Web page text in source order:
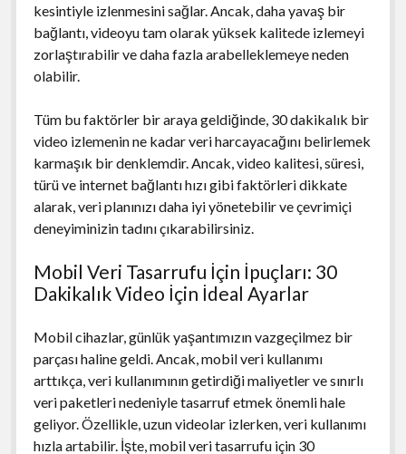
kesintiyle izlenmesini sağlar. Ancak, daha yavaş bir
bağlantı, videoyu tam olarak yüksek kalitede izlemeyi
zorlaştırabilir ve daha fazla arabelleklemeye neden
olabilir.
Tüm bu faktörler bir araya geldiğinde, 30 dakikalık bir
video izlemenin ne kadar veri harcayacağını belirlemek
karmaşık bir denklemdir. Ancak, video kalitesi, süresi,
türü ve internet bağlantı hızı gibi faktörleri dikkate
alarak, veri planınızı daha iyi yönetebilir ve çevrimiçi
deneyiminizin tadını çıkarabilirsiniz.
Mobil Veri Tasarrufu İçin İpuçları: 30
Dakikalık Video İçin İdeal Ayarlar
Mobil cihazlar, günlük yaşantımızın vazgeçilmez bir
parçası haline geldi. Ancak, mobil veri kullanımı
arttıkça, veri kullanımının getirdiği maliyetler ve sınırlı
veri paketleri nedeniyle tasarruf etmek önemli hale
geliyor. Özellikle, uzun videolar izlerken, veri kullanımı
hızla artabilir. İşte, mobil veri tasarrufu için 30